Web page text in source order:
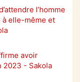
l’homme
à elle-même et
avoir
2023 - Sakola